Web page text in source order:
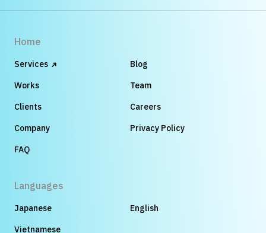
Home
Services
Works
Clients
Company
FAQ
Blog
Team
Careers
Privacy Policy
Languages
Japanese
English
Vietnamese